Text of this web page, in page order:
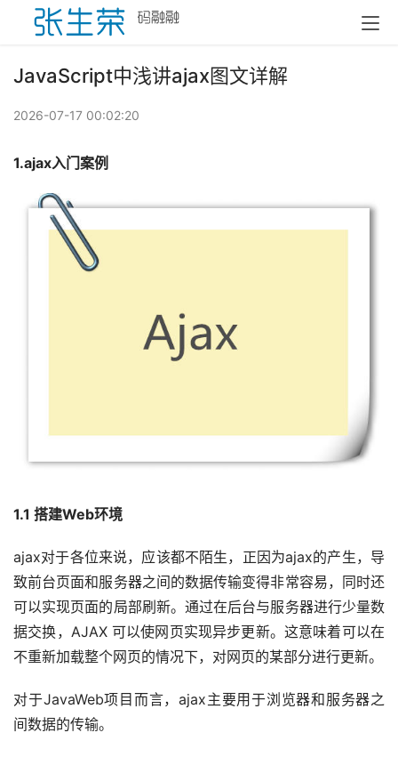
JavaScript中浅讲ajax图文详解
2026-07-17 00:02:20
1.ajax入门案例
1.1 搭建Web环境
ajax对于各位来说，应该都不陌生，正因为ajax的产生，导
致前台页面和服务器之间的数据传输变得非常容易，同时还
可以实现页面的局部刷新。通过在后台与服务器进行少量数
据交换，AJAX 可以使网页实现异步更新。这意味着可以在
不重新加载整个网页的情况下，对网页的某部分进行更新。
对于JavaWeb项目而言，ajax主要用于浏览器和服务器之
间数据的传输。